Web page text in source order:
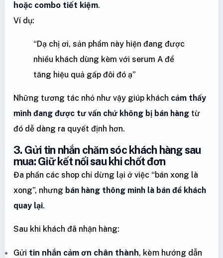
hoặc combo tiết kiệm.
Ví dụ:
“Dạ chị ơi, sản phẩm này hiện đang được
nhiều khách dùng kèm với serum A để
tăng hiệu quả gấp đôi đó ạ”
Những tương tác nhỏ như vậy giúp khách cảm thấy
mình đang được tư vấn chứ không bị bán hàng từ
đó dễ dàng ra quyết định hơn.
3. Gửi tin nhắn chăm sóc khách hàng sau
mua: Giữ kết nối sau khi chốt đơn
Đa phần các shop chỉ dừng lại ở việc “bán xong là
xong”, nhưng bán hàng thông minh là bán để khách
quay lại.
Sau khi khách đã nhận hàng:
Gửi tin nhắn cảm ơn chân thành, kèm hướng dẫn